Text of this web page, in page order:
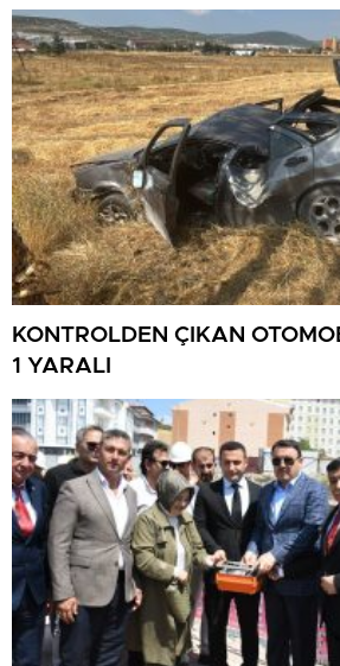
KONTROLDEN ÇIKAN
1 YARALI